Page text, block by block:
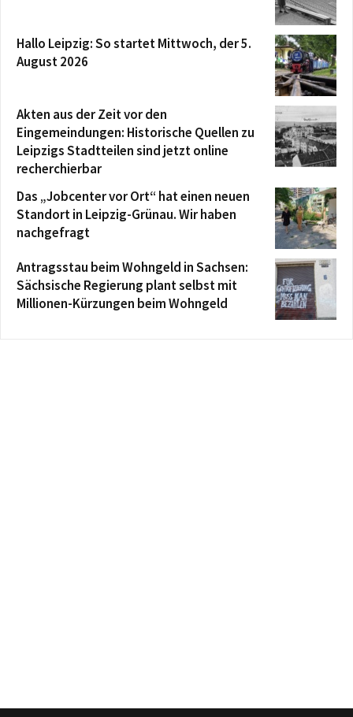
Hallo Leipzig: So startet Mittwoch, der 5.
August 2026
Akten aus der Zeit vor den
Eingemeindungen: Historische Quellen zu
Leipzigs Stadtteilen sind jetzt online
recherchierbar
Das „Jobcenter vor Ort“ hat einen neuen
Standort in Leipzig-Grünau. Wir haben
nachgefragt
Antragsstau beim Wohngeld in Sachsen:
Sächsische Regierung plant selbst mit
Millionen-Kürzungen beim Wohngeld